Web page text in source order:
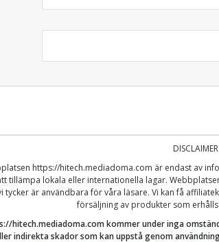
https://hitech.mediadoma.com är endast av
tillämpa lokala eller internationella lagar.
tycker är användbara för våra läsare. Vi kan få
försäljning av produkter som
hitech.mediadoma.comkommer under inga
indirekta skador som kan uppstå genom